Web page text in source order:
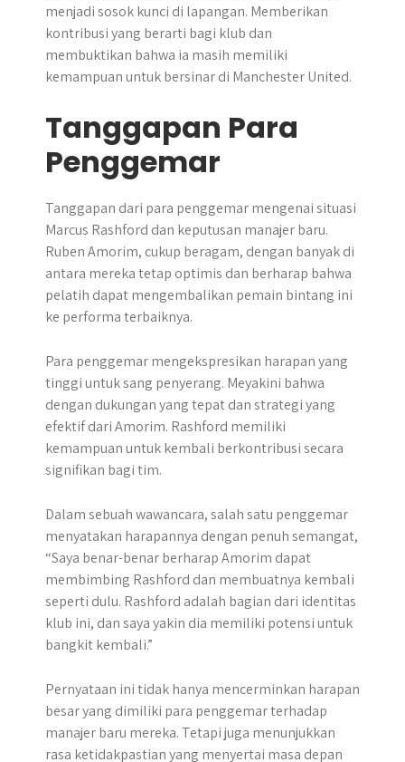
menjadi sosok kunci di lapangan. Memberikan
kontribusi yang berarti bagi klub dan
membuktikan bahwa ia masih memiliki
kemampuan untuk bersinar di Manchester United.
Tanggapan Para
Penggemar
Tanggapan dari para penggemar mengenai situasi
Marcus Rashford dan keputusan manajer baru.
Ruben Amorim, cukup beragam, dengan banyak di
antara mereka tetap optimis dan berharap bahwa
pelatih dapat mengembalikan pemain bintang ini
ke performa terbaiknya.
Para penggemar mengekspresikan harapan yang
tinggi untuk sang penyerang. Meyakini bahwa
dengan dukungan yang tepat dan strategi yang
efektif dari Amorim. Rashford memiliki
kemampuan untuk kembali berkontribusi secara
signifikan bagi tim.​
Dalam sebuah wawancara, salah satu penggemar
menyatakan harapannya dengan penuh semangat,
“Saya benar-benar berharap Amorim dapat
membimbing Rashford dan membuatnya kembali
seperti dulu. Rashford adalah bagian dari identitas
klub ini, dan saya yakin dia memiliki potensi untuk
bangkit kembali.”
Pernyataan ini tidak hanya mencerminkan harapan
besar yang dimiliki para penggemar terhadap
manajer baru mereka. Tetapi juga menunjukkan
rasa ketidakpastian yang menyertai masa depan